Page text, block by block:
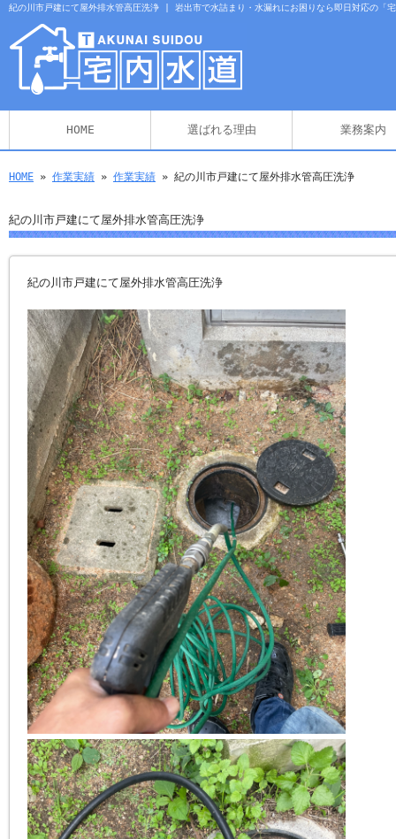
紀の川市戸建にて屋外排水管高圧洗浄 | 岩出市で水詰まり・水漏れにお困りなら即日対応の「
HOME 選ばれる理由 業務案内
HOME » 作業実績 » 作業実績 » 紀の川市戸建にて屋外排水管高圧洗浄
紀の川市戸建にて屋外排水管高圧洗浄
紀の川市戸建にて屋外排水管高圧洗浄